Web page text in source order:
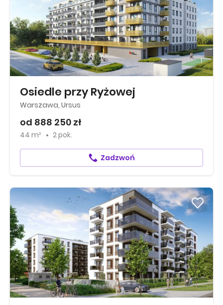
Osiedle przy Ryżowej
Warszawa, Ursus
od 888 250 zł
44 m² 2 pok.
Zadzwoń